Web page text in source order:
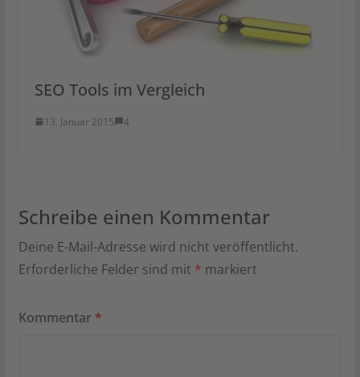
SEO Tools im Vergleich
13. Januar 2015 4
Schreibe einen Kommentar
Deine E-Mail-Adresse wird nicht veröffentlicht.
Erforderliche Felder sind mit * markiert
Kommentar *